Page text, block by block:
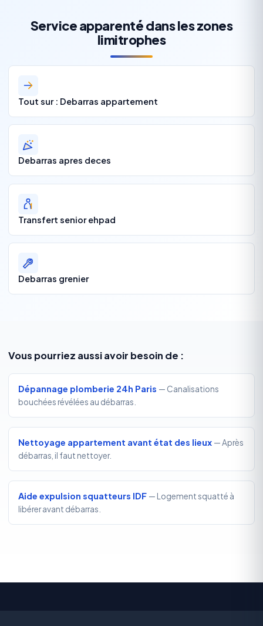
Service apparenté dans les zones
limitrophes
Tout sur : Debarras appartement
Debarras apres deces
Transfert senior ehpad
Debarras grenier
Vous pourriez aussi avoir besoin de :
Dépannage plomberie 24h Paris — Canalisations
bouchées révélées au débarras.
Nettoyage appartement avant état des lieux — Après
débarras, il faut nettoyer.
Aide expulsion squatteurs IDF — Logement squatté à
libérer avant débarras.